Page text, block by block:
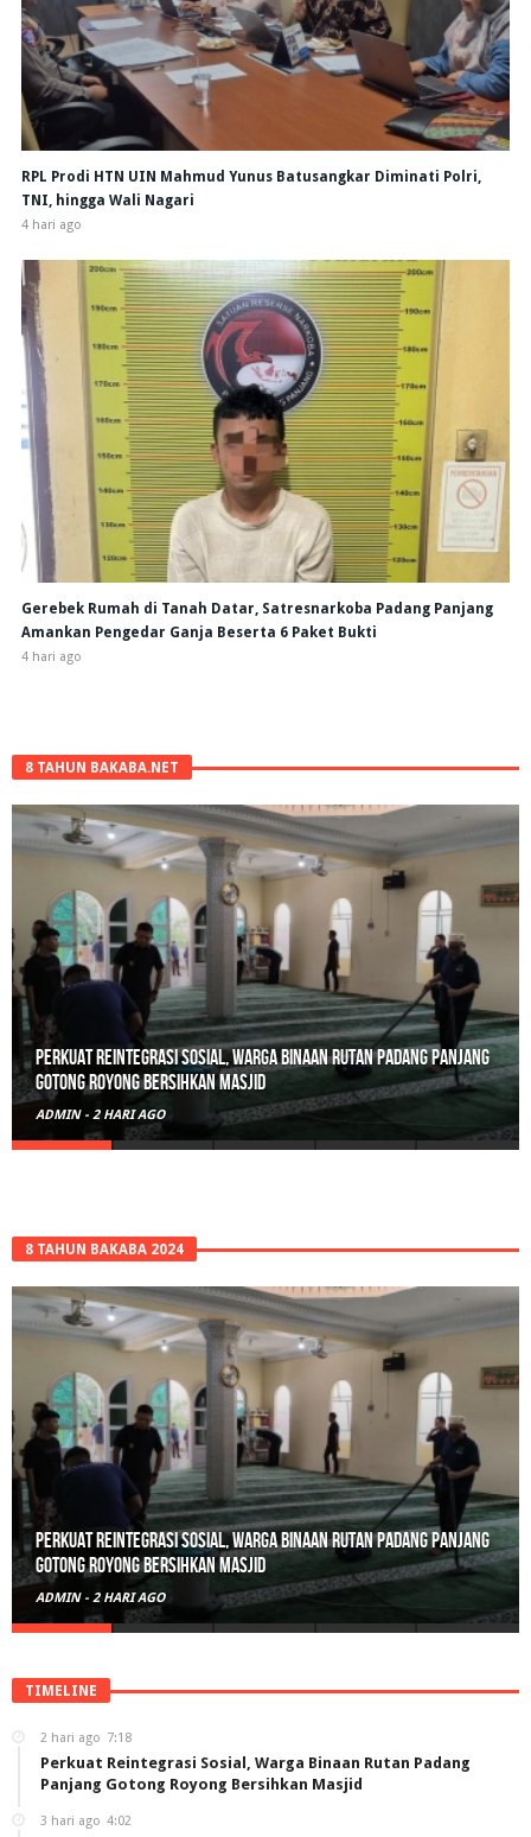
RPL Prodi HTN UIN Mahmud Yunus Batusangkar Diminati Polri,
TNI, hingga Wali Nagari
4 hari ago
Gerebek Rumah di Tanah Datar, Satresnarkoba Padang Panjang
Amankan Pengedar Ganja Beserta 6 Paket Bukti
4 hari ago
8 TAHUN BAKABA.NET
Polisi Sita 82 Paket Ganja Siap Edar di Tanah Datar
ADMIN - 3 HARI AGO
8 TAHUN BAKABA 2024
Polisi Sita 82 Paket Ganja Siap Edar di Tanah Datar
ADMIN - 3 HARI AGO
TIMELINE
2 hari ago 7:18
Perkuat Reintegrasi Sosial, Warga Binaan Rutan Padang
Panjang Gotong Royong Bersihkan Masjid
3 hari ago 4:02